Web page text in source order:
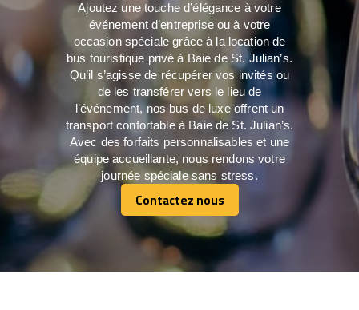
Ajoutez une touche d’élégance à votre
événement d’entreprise ou à votre
occasion spéciale grâce à la location de
bus touristique privé à Baie de St. Julian’s.
Qu’il s’agisse de récupérer vos invités ou
de les transférer vers le lieu de
l’événement, nos bus de luxe offrent un
transport confortable à Baie de St. Julian’s.
Avec des forfaits personnalisables et une
équipe accueillante, nous rendons votre
journée spéciale sans stress.
Contactez nous
Contactez nous